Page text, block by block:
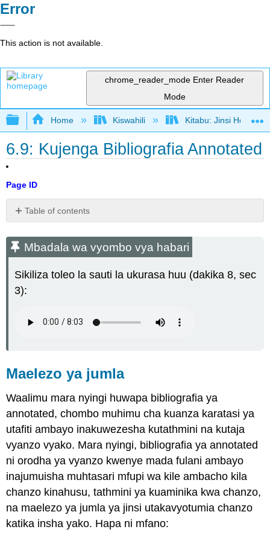
Error
This action is not available.
chrome_reader_mode Enter Reader
Mode
Expand/collapse global hierarchy
Home Kiswahili Kitabu: Jinsi Hoja
6.9: Kujenga Bibliografia Annotated
Page ID
Table of contents
wa
vyombo
habari
Maelezo
Mfano
Sehemu
kila
kuingia
bibliografia
annotated
Muhtasari
Tathmini
na
insha
Kielelezo
Mbadala wa vyombo vya habari
Sikiliza toleo la sauti la ukurasa huu (dakika 8, sec
3):
Maelezo ya jumla
Waalimu mara nyingi huwapa bibliografia ya
annotated, chombo muhimu cha kuanza karatasi ya
utafiti ambayo inakuwezesha kutathmini na kutaja
vyanzo vyako. Mara nyingi, bibliografia ya annotated
ni orodha ya vyanzo kwenye mada fulani ambayo
inajumuisha muhtasari mfupi wa kile ambacho kila
chanzo kinahusu, tathmini ya kuaminika kwa chanzo,
na maelezo ya jumla ya jinsi utakavyotumia chanzo
katika insha yako. Hapa ni mfano: